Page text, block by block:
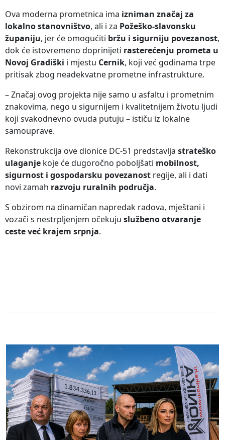
Ova moderna prometnica ima izniman značaj za
lokalno stanovništvo, ali i za Požeško-slavonsku
županiju, jer će omogućiti bržu i sigurniju povezanost,
dok će istovremeno doprinijeti rasterećenju prometa u
Novoj Gradiški i mjestu Cernik, koji već godinama trpe
pritisak zbog neadekvatne prometne infrastrukture.
– Značaj ovog projekta nije samo u asfaltu i prometnim
znakovima, nego u sigurnijem i kvalitetnijem životu ljudi
koji svakodnevno ovuda putuju – ističu iz lokalne
samouprave.
Rekonstrukcija ove dionice DC-51 predstavlja strateško
ulaganje koje će dugoročno poboljšati mobilnost,
sigurnost i gospodarsku povezanost regije, ali i dati
novi zamah razvoju ruralnih područja.
S obzirom na dinamičan napredak radova, mještani i
vozači s nestrpljenjem očekuju službeno otvaranje
ceste već krajem srpnja.